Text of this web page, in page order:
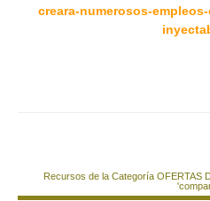
creara-numerosos-
Recursos de la Categoría OFERTAS